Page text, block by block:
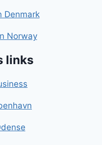
Denmark
Norway
links